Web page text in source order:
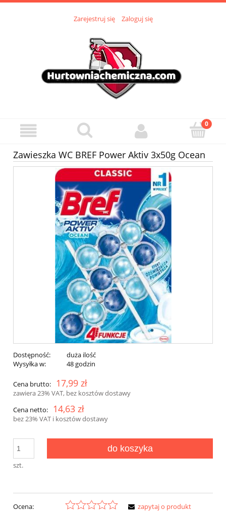
Zarejestruj się Zaloguj się
Zawieszka WC BREF Power Aktiv 3x50g Ocean
Dostępność:
duża ilość
Wysyłka w:
48 godzin
Cena brutto: 17,99 zł
zawiera 23% VAT, bez kosztów dostawy
Cena netto:
14,63 zł
bez 23% VAT i kosztów dostawy
szt.
do koszyka
Ocena:
zapytaj o produkt